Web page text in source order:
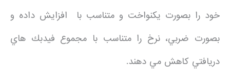
خود را بصورت يكنواخت و متناسب با افزايش داده و
بصورت ضربي، نرخ را متناسب با مجموع فيدبك هاي
دريافتي كاهش مي دهند.